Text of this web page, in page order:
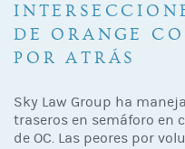
DE ORANGE
POR ATRÁS
Sky Law Group ha
traseros en semáforo en
de OC. Las peores por